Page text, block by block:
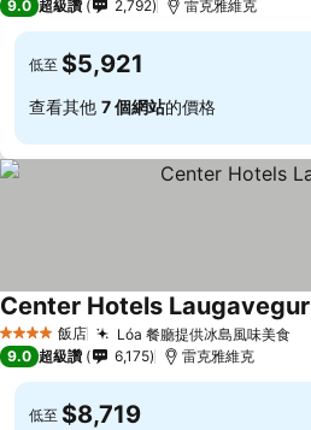
9.0 超級讚 2,792 雷克雅維克
低至 $5,921
查看其他 7 個網站的價格
4 星級 飯店 Lóa 餐廳提供冰島風味美食
Center Hotels Laugavegur
9.0 超級讚 6,175 雷克雅維克
低至 $8,719